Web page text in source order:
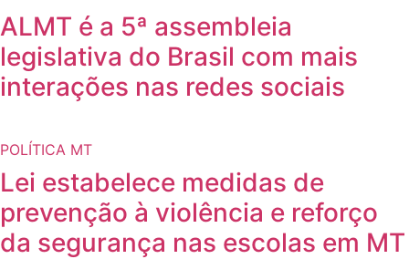
ALMT é a 5ª assembleia
legislativa do Brasil com mais
interações nas redes sociais
POLÍTICA MT
Lei estabelece medidas de
prevenção à violência e reforço
da segurança nas escolas em MT